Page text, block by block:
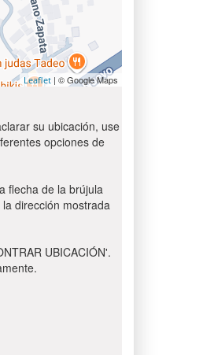
Leaflet | © Google Maps
su ubicación, use
opciones de
flecha de la brújula
dirección mostrada
UBICACIÓN'.